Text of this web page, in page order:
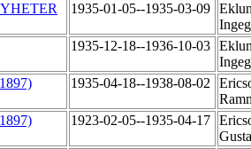
1935-01-05--1935-03-09
1935-12-18--1936-10-03
1935-04-18--1938-08-02
1923-02-05--1935-04-17